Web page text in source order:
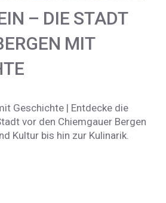
– DIE STADT
MIT
Geschichte | Entdecke die
vor den Chiemgauer Bergen
Kultur bis hin zur Kulinarik.